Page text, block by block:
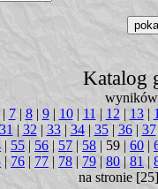
Katalog
7| 8| 9| 10| 11 | 12 | 13|
31 | 32 | 33| 34| 35| 36| 37
| 55 | 56 | 57 | 58 | 59 | 60 |
| 76 | 77 | 78 | 79 | 80 | 81 |
na stronie [25]